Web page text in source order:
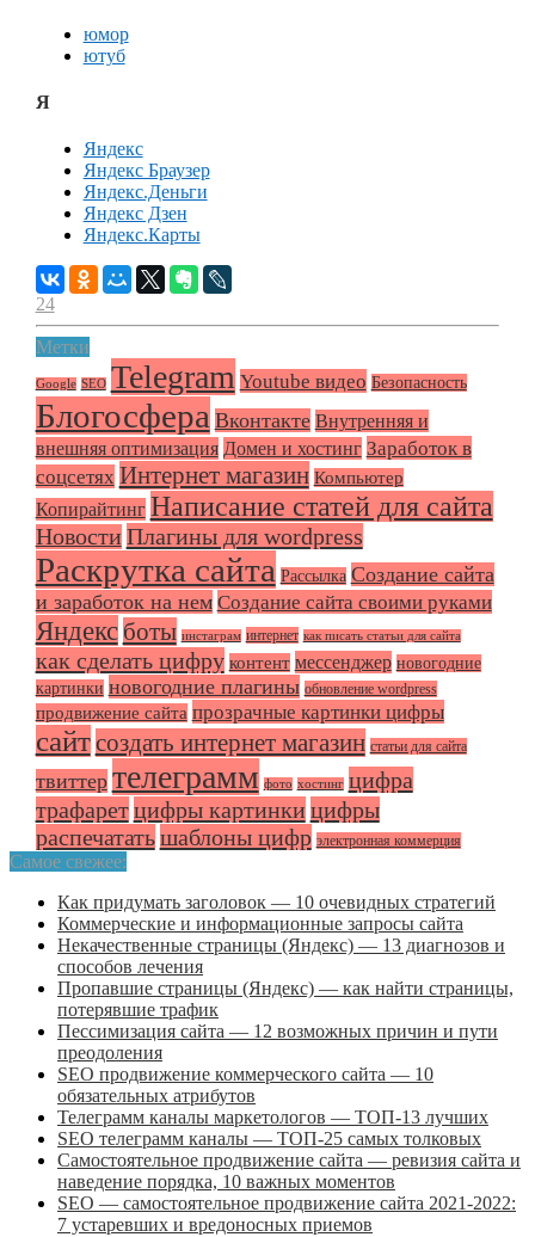
юмор
ютуб
Я
Яндекс
Яндекс Браузер
Яндекс.Деньги
Яндекс Дзен
Яндекс.Карты
24
Метки
Google SEO Telegram Youtube видео Безопасность
Блогосфера Вконтакте Внутренняя и
внешняя оптимизация Домен и хостинг Заработок в
соцсетях Интернет магазин Компьютер
Копирайтинг Написание статей для сайта
Новости Плагины для wordpress
Раскрутка сайта Рассылка Создание сайта
и заработок на нем Создание сайта своими руками
Яндекс боты инстаграм интернет как писать статьи для сайта
как сделать цифру контент мессенджер новогодние
картинки новогодние плагины обновление wordpress
продвижение сайта прозрачные картинки цифры
сайтсоздать интернет магазин статьи для сайта
твиттер телеграмм фото хостинг цифра
трафарет цифры картинки цифры
распечатать шаблоны цифр электронная коммерция
Самое свежее:
Как придумать заголовок — 10 очевидных стратегий
Коммерческие и информационные запросы сайта
Некачественные страницы (Яндекс) — 13 диагнозов и
способов лечения
Пропавшие страницы (Яндекс) — как найти страницы,
потерявшие трафик
Пессимизация сайта — 12 возможных причин и пути
преодоления
SEO продвижение коммерческого сайта — 10
обязательных атрибутов
Телеграмм каналы маркетологов — ТОП-13 лучших
SEO телеграмм каналы — ТОП-25 самых толковых
Самостоятельное продвижение сайта — ревизия сайта и
наведение порядка, 10 важных моментов
SEO — самостоятельное продвижение сайта 2021-2022:
7 устаревших и вредоносных приемов